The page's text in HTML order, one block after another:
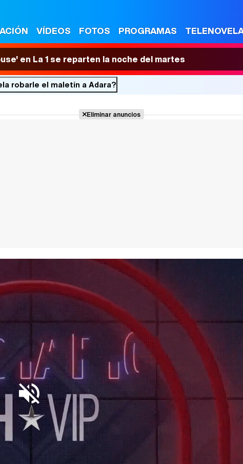
VÍDEOS FOTOS PROGRAMAS
en La 1 se reparten la noche del martes
robarle el maletín a Adara?
Eliminar anuncios